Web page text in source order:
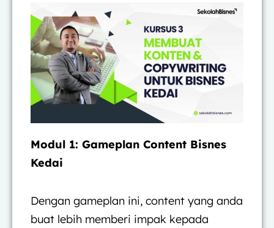
Modul 1: Gameplan Content Bisnes
Kedai
Dengan gameplan ini, content yang anda
buat lebih memberi impak kepada